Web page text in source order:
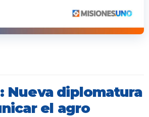
Nueva diplomatura
el agro